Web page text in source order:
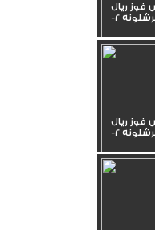
فوز ريال
مدريد على برشلونة 2-
فوز ريال
مدريد على برشلونة 2-